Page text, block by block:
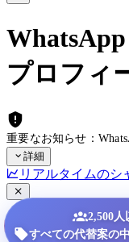
プロフィ
重要なお知らせ：
詳細
リアルタイムのシ
2,500人
すべての代替案の